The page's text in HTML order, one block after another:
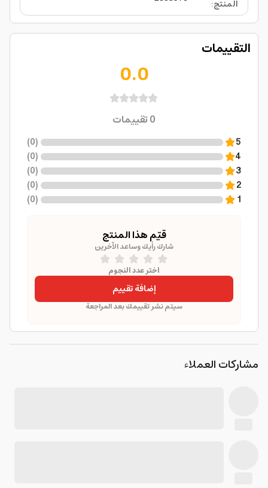
المنتج:
التقييمات
0.0
0تقييمات
5
(
0
)
4
(
0
)
3
(
0
)
2
(
0
)
1
(
0
)
قيّم هذا المنتج
شارك رأيك وساعد الآخرين
اختر عدد النجوم
إضافة تقييم
سيتم نشر تقييمك بعد المراجعة
مشاركات العملاء